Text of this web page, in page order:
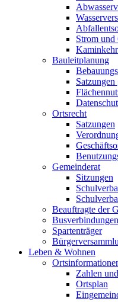
Strom und
Bauleitplanung
Ortsrecht
Satzungen
Gemeinderat
Sitzungen
Beauftragte der
Busverbindungen
Spartenträger
Leben & Wohnen
Zahlen
Ortsplan